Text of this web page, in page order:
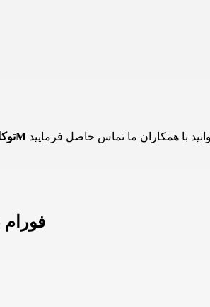
اطلاعات لاین نوری SMD توکار 216 وات 4M فورام 5